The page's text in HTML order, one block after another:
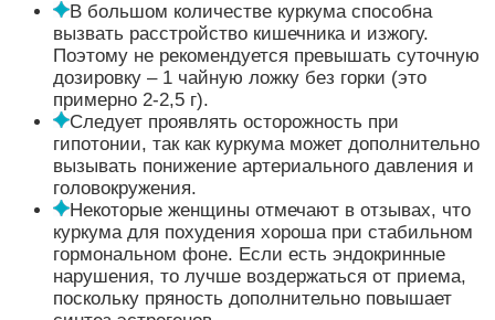
В большом количестве куркума способна
вызвать расстройство кишечника и изжогу.
Поэтому не рекомендуется превышать суточную
дозировку – 1 чайную ложку без горки (это
примерно 2-2,5 г).
Следует проявлять осторожность при
гипотонии, так как куркума может дополнительно
вызывать понижение артериального давления и
головокружения.
Некоторые женщины отмечают в отзывах, что
куркума для похудения хороша при стабильном
гормональном фоне. Если есть эндокринные
нарушения, то лучше воздержаться от приема,
поскольку пряность дополнительно повышает